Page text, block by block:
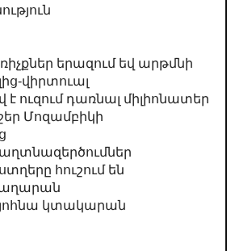
երազում եվ արթմնի
վիրտուալ
ուզում դառնալ միլիոնատեր
Մոզամբիկի
հուշում են
կտակարան